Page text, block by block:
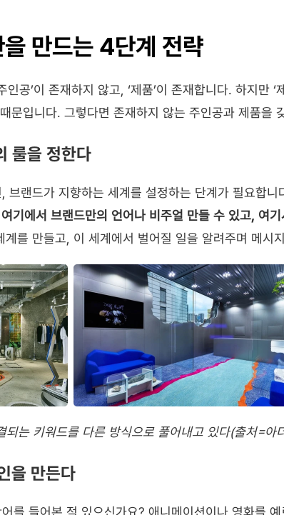
만드는 4단계 전략
공’이 존재하지 않고, ‘제품’이 존재합니다. 하지만 ‘
문입니다. 그렇다면 존재하지 않는 주인공과 제품을
룰을 정한다
브랜드가 지향하는 세계를 설정하는 단계가 필요합
여기에서 브랜드만의 언어나 비주얼 만들 수 있고, 여
계를 만들고, 이 세계에서 벌어질 일을 알려주며 메시
는 키워드를 다른 방식으로 풀어내고 있다(출처=아
을 만든다
어를 들어본 적 있으신가요? 애니메이션이나 영화를